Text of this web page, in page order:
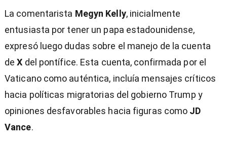
La comentarista Megyn Kelly, inicialmente
entusiasta por tener un papa estadounidense,
expresó luego dudas sobre el manejo de la cuenta
deX del pontífice. Esta cuenta, confirmada por el
Vaticano como auténtica, incluía mensajes críticos
hacia políticas migratorias del gobierno Trump y
opiniones desfavorables hacia figuras como JD
Vance.